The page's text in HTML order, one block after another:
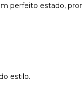
perfeito estado,
estilo.